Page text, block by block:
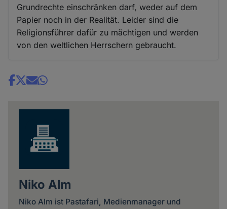
Grundrechte einschränken darf, weder auf dem
Papier noch in der Realität. Leider sind die
Religionsführer dafür zu mächtigen und werden
von den weltlichen Herrschern gebraucht.
Share
Niko Alm
Niko Alm ist Pastafari, Medienmanager und